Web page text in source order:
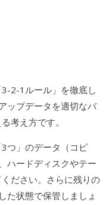
2-1ルール」を徹底し
ップデータを適切なバ
考え方です。
つ」のデータ（コピ
ハードディスクやテー
ださい。さらに残りの
た状態で保管しましょ